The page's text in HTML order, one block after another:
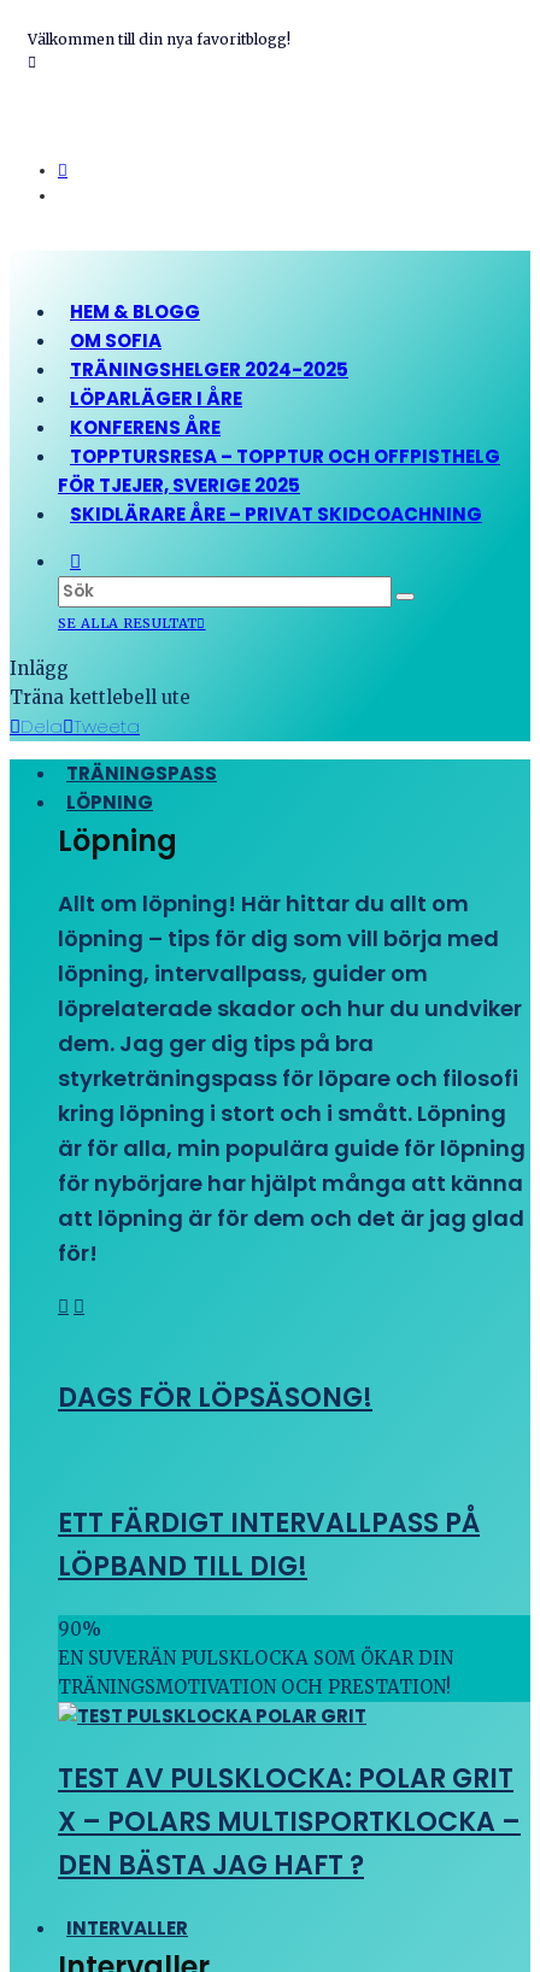
Välkommen till din nya favoritblogg!
HEM & BLOGG
OM SOFIA
TRÄNINGSHELGER 2024-2025
LÖPARLÄGER I ÅRE
KONFERENS ÅRE
TOPPTURSRESA – TOPPTUR OCH OFFPISTHELG
FÖR TJEJER, SVERIGE 2025
SKIDLÄRARE ÅRE – PRIVAT SKIDCOACHNING
SE ALLA RESULTAT
Inlägg
Träna kettlebell ute
Dela Tweeta
TRÄNINGSPASS
LÖPNING
Löpning
Allt om löpning! Här hittar du allt om
löpning – tips för dig som vill börja med
löpning, intervallpass, guider om
löprelaterade skador och hur du undviker
dem. Jag ger dig tips på bra
styrketräningspass för löpare och filosofi
kring löpning i stort och i smått. Löpning
är för alla, min populära guide för löpning
för nybörjare har hjälpt många att känna
att löpning är för dem och det är jag glad
för!
DAGS FÖR LÖPSÄSONG!
ETT FÄRDIGT INTERVALLPASS PÅ
LÖPBAND TILL DIG!
90%
EN SUVERÄN PULSKLOCKA SOM ÖKAR DIN
TRÄNINGSMOTIVATION OCH PRESTATION!
TEST AV PULSKLOCKA: POLAR GRIT
X – POLARS MULTISPORTKLOCKA –
DEN BÄSTA JAG HAFT ?
INTERVALLER